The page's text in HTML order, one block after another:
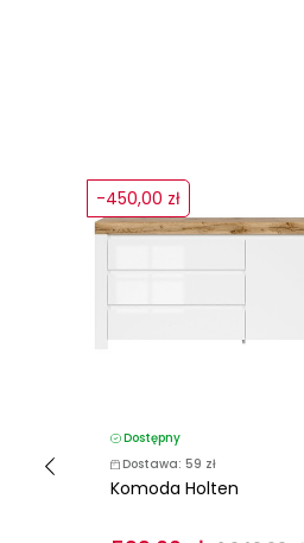
Dostępny
Dostawa: 59 zł
Komoda Holten
-450,00 zł